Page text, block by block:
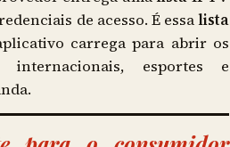
de acesso. É essalista
carrega para abrir os
internacionais, esportes e